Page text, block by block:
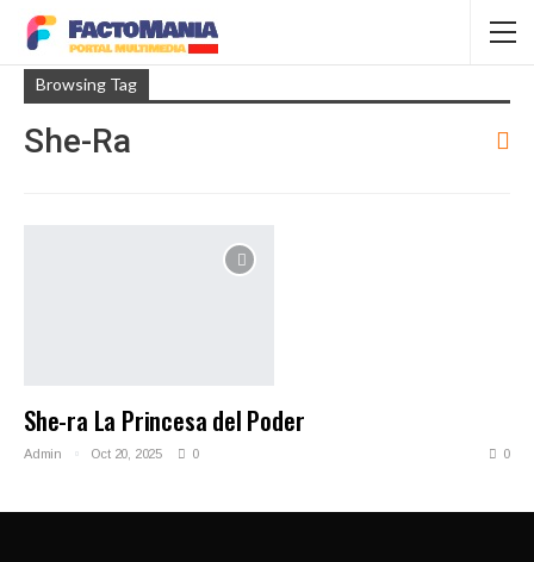
Browsing Tag
She-Ra
She-ra La Princesa del Poder
Admin Oct 20, 2025 0 0